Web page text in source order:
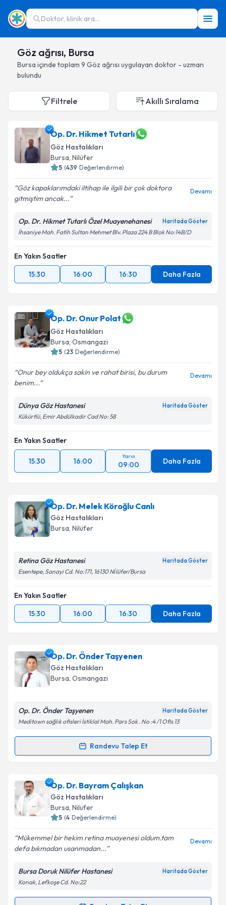
Doktor, klinik ara...
Göz ağrısı, Bursa
Bursa içinde toplam 9 Göz ağrısı uygulayan doktor - uzman
bulundu
Filtrele Akıllı Sıralama
Op. Dr. Hikmet Tutarlı
Göz Hastalıkları
Bursa, Nilüfer
5 (439 Değerlendirme)
Göz kapaklarımdaki iltihap ile ilgili bir çok doktora
gitmiştim ancak...
Devamı
Op. Dr. Hikmet Tutarlı Özel Muayenehanesi Haritada Göster
İhsaniye Mah. Fatih Sultan Mehmet Blv. Plaza 224 B Blok No:14B/D
En Yakın Saatler
15:30
16:00 16:30 Daha Fazla
Op. Dr. Onur Polat
Göz Hastalıkları
Bursa, Osmangazi
5 (23 Değerlendirme)
Onur bey oldukça sakin ve rahat birisi, bu durum
benim...
Devamı
Dünya Göz Hastanesi Haritada Göster
Kükürtlü, Emir Abdülkadir Cad No: 58
En Yakın Saatler
15:30 16:00
Yarın
09:00 Daha Fazla
Op. Dr. Melek Köroğlu Canlı
Göz Hastalıkları
Bursa, Nilüfer
Retina Göz Hastanesi Haritada Göster
Esentepe, Sanayi Cd. No:171, 16130 Ni̇lüfer/Bursa
En Yakın Saatler
15:30
16:00 16:30 Daha Fazla
Op. Dr. Önder Taşyenen
Göz Hastalıkları
Bursa, Osmangazi
Op. Dr. Önder Taşyenen Haritada Göster
Meditown sağlık ofisleri İstiklal Mah. Pars Sok . No :4 /1 Ofis 13
Randevu Talep Et
Randevu Takvimi Talebi
Op. Dr. Önder Taşyeneniçin randevu takvimi talebi
oluşturun. Size bu uzmandan randevu almanız için bir
takvim hazırlandığında e-posta ile bilgilendireceğiz.
Kişisel verilerimin işlenmesine ilişkin
Aydınlatma
Metni'ni okudum ve kişisel verilerimin belirtilen
kapsamda işlenmesini kabul ediyorum.
Op. Dr. Bayram Çalışkan
Göz Hastalıkları
Bursa, Nilüfer
5 (4 Değerlendirme)
Mükemmel bir hekim retina muayenesi oldum.tam
defa bıkmadan usanmadan...
Devamı
Bursa Doruk Nilüfer Hastanesi Haritada Göster
Konak, Lefkoşe Cd. No:22